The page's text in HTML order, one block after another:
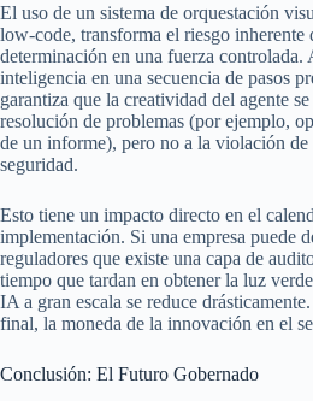
El uso de un sistema de orquestación
low-code, transforma el riesgo inherente
determinación en una fuerza controlada.
inteligencia en una secuencia de pasos
garantiza que la creatividad del agente
resolución de problemas (por ejemplo,
de un informe), pero no a la violación de
seguridad.
Esto tiene un impacto directo en el
implementación. Si una empresa puede
reguladores que existe una capa de
tiempo que tardan en obtener la luz
IA a gran escala se reduce
final, la moneda de la innovación en el
Conclusión: El Futuro Gobernado